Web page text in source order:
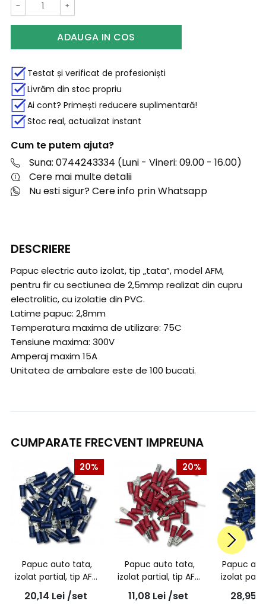
− +
ADAUGA IN COS
Testat și verificat de profesioniști
Livrăm din stoc propriu
Ai cont? Primești reducere suplimentară!
Stoc real, actualizat instant
Cum te putem ajuta?
Suna: 0744243334 (Luni - Vineri: 09.00 - 16.00)
Cere mai multe detalii
Nu esti sigur? Cere info prin Whatsapp
DESCRIERE
Papuc electric auto izolat, tip „tata”, model AFM,
pentru fir cu sectiunea de 2,5mmp realizat din cupru
electrolitic, cu izolatie din PVC.
Latime papuc: 2,8mm
Temperatura maxima de utilizare: 75C
Tensiune maxima: 300V
Amperaj maxim 15A
Unitatea de ambalare este de 100 bucati.
CUMPARATE FRECVENT IMPREUNA
20%
Papuc auto tata,
izolat partial, tip AFM
2,5/4,8 - 100buc/set
20,14 Lei /set
20%
Papuc auto tata,
izolat partial, tip AFM
1,5/2,8 - 100buc/set
11,08 Lei /set
Papuc
izolat
28,95